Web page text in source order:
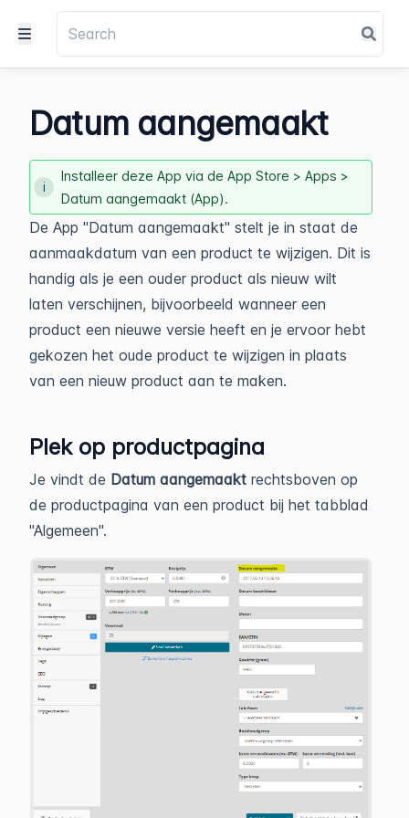
Datum aangemaakt
Installeer deze App via de App Store > Apps >
Datum aangemaakt (App).
De App "Datum aangemaakt" stelt je in staat de
aanmaakdatum van een product te wijzigen. Dit is
handig als je een ouder product als nieuw wilt
laten verschijnen, bijvoorbeeld wanneer een
product een nieuwe versie heeft en je ervoor hebt
gekozen het oude product te wijzigen in plaats
van een nieuw product aan te maken.
Plek op productpagina
Je vindt de Datum aangemaakt rechtsboven op
de productpagina van een product bij het tabblad
"Algemeen".